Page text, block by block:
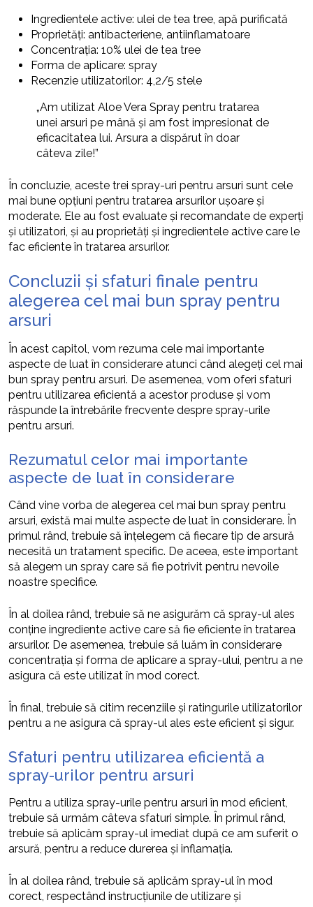
Ingredientele active: ulei de tea tree, apă purificată
Proprietăți: antibacteriene, antiinflamatoare
Concentrația: 10% ulei de tea tree
Forma de aplicare: spray
Recenzie utilizatorilor: 4,2/5 stele
„Am utilizat Aloe Vera Spray pentru tratarea
unei arsuri pe mână și am fost impresionat de
eficacitatea lui. Arsura a dispărut în doar
câteva zile!”
În concluzie, aceste trei spray-uri pentru arsuri sunt cele
mai bune opțiuni pentru tratarea arsurilor ușoare și
moderate. Ele au fost evaluate și recomandate de experți
și utilizatori, și au proprietăți și ingredientele active care le
fac eficiente în tratarea arsurilor.
Concluzii și sfaturi finale pentru
alegerea cel mai bun spray pentru
arsuri
În acest capitol, vom rezuma cele mai importante
aspecte de luat în considerare atunci când alegeți cel mai
bun spray pentru arsuri. De asemenea, vom oferi sfaturi
pentru utilizarea eficientă a acestor produse și vom
răspunde la întrebările frecvente despre spray-urile
pentru arsuri.
Rezumatul celor mai importante
aspecte de luat în considerare
Când vine vorba de alegerea cel mai bun spray pentru
arsuri, există mai multe aspecte de luat în considerare. În
primul rând, trebuie să înțelegem că fiecare tip de arsură
necesită un tratament specific. De aceea, este important
să alegem un spray care să fie potrivit pentru nevoile
noastre specifice.
În al doilea rând, trebuie să ne asigurăm că spray-ul ales
conține ingrediente active care să fie eficiente în tratarea
arsurilor. De asemenea, trebuie să luăm în considerare
concentrația și forma de aplicare a spray-ului, pentru a ne
asigura că este utilizat în mod corect.
În final, trebuie să citim recenziile și ratingurile utilizatorilor
pentru a ne asigura că spray-ul ales este eficient și sigur.
Sfaturi pentru utilizarea eficientă a
spray-urilor pentru arsuri
Pentru a utiliza spray-urile pentru arsuri în mod eficient,
trebuie să urmăm câteva sfaturi simple. În primul rând,
trebuie să aplicăm spray-ul imediat după ce am suferit o
arsură, pentru a reduce durerea și inflamația.
În al doilea rând, trebuie să aplicăm spray-ul în mod
corect, respectând instrucțiunile de utilizare și